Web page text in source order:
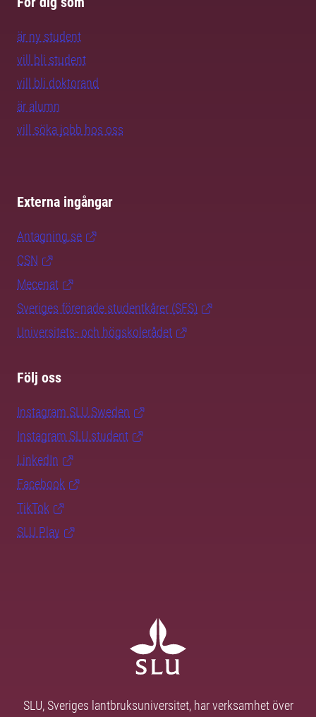
är ny student
vill bli student
vill bli doktorand
är alumn
vill söka jobb hos oss
Externa ingångar
Antagning.se
CSN
Mecenat
Sveriges förenade studentkårer (SFS)
Universitets- och högskolerådet
Följ oss
Instagram SLU.Sweden
Instagram SLU.student
LinkedIn
Facebook
TikTok
SLU Play
SLU, Sveriges lantbruksuniversitet, har verksamhet över